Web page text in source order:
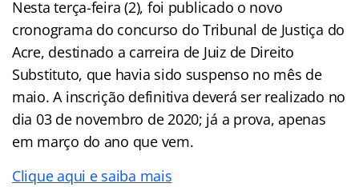
Nesta terça-feira (2), foi publicado o novo
cronograma do concurso do Tribunal de Justiça do
Acre, destinado a carreira de Juiz de Direito
Substituto, que havia sido suspenso no mês de
maio. A inscrição definitiva deverá ser realizado no
dia 03 de novembro de 2020; já a prova, apenas
em março do ano que vem.
Clique aqui e saiba mais